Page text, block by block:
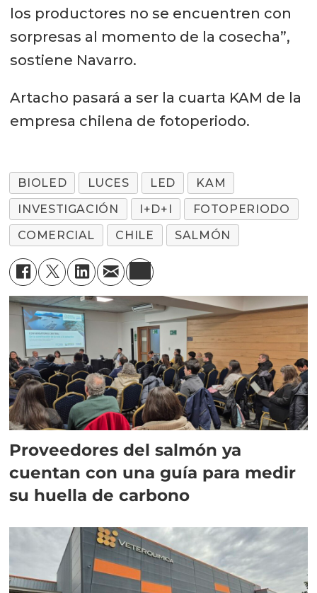
los productores no se encuentren con
sorpresas al momento de la cosecha”,
sostiene Navarro.
Artacho pasará a ser la cuarta KAM de la
empresa chilena de fotoperiodo.
BIOLED LUCES LED
KAM
INVESTIGACIÓN
I+D+I
FOTOPERIODO
COMERCIAL
CHILE SALMÓN
Proveedores del salmón ya
cuentan con una guía para medir
su huella de carbono